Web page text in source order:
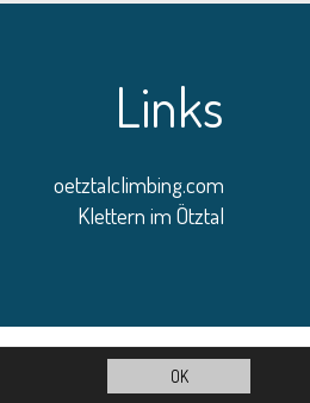
OK
Links
oetztalclimbing.com
Klettern im Ötztal